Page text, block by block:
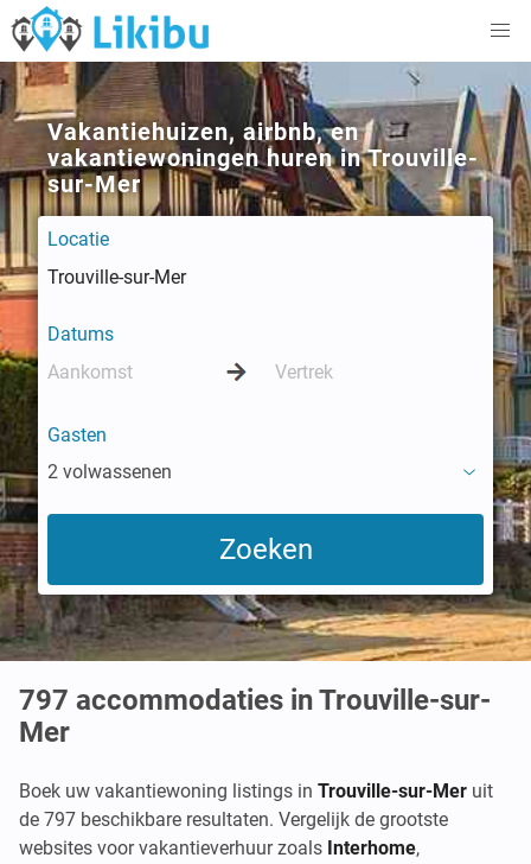
Vakantiehuizen, airbnb, en
vakantiewoningen huren in Trouville-
sur-Mer
Locatie
Datums
Gasten
2 volwassenen
797 accommodaties in Trouville-sur-
Mer
Boek uw vakantiewoning listings in Trouville-sur-Mer uit
de 797 beschikbare resultaten. Vergelijk de grootste
websites voor vakantieverhuur zoals Interhome,